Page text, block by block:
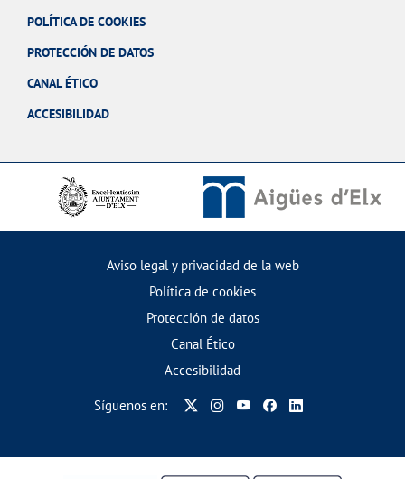
POLÍTICA DE COOKIES
PROTECCIÓN DE DATOS
CANAL ÉTICO
ACCESIBILIDAD
Aviso legal y privacidad de la web
Política de cookies
Protección de datos
Canal Ético
Accesibilidad
Síguenos en: